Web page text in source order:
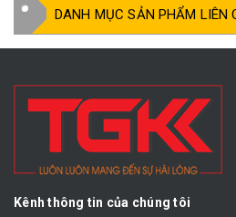
DANH MỤC SẢN PHẨM LIÊN
Kênh thông tin của chúng tôi